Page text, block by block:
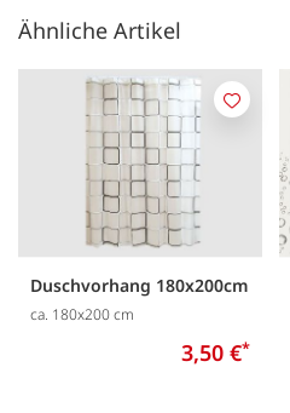
Ähnliche Artikel
Duschvorhang 180x200cm
ca. 180x200 cm
3,50 €*
Merken